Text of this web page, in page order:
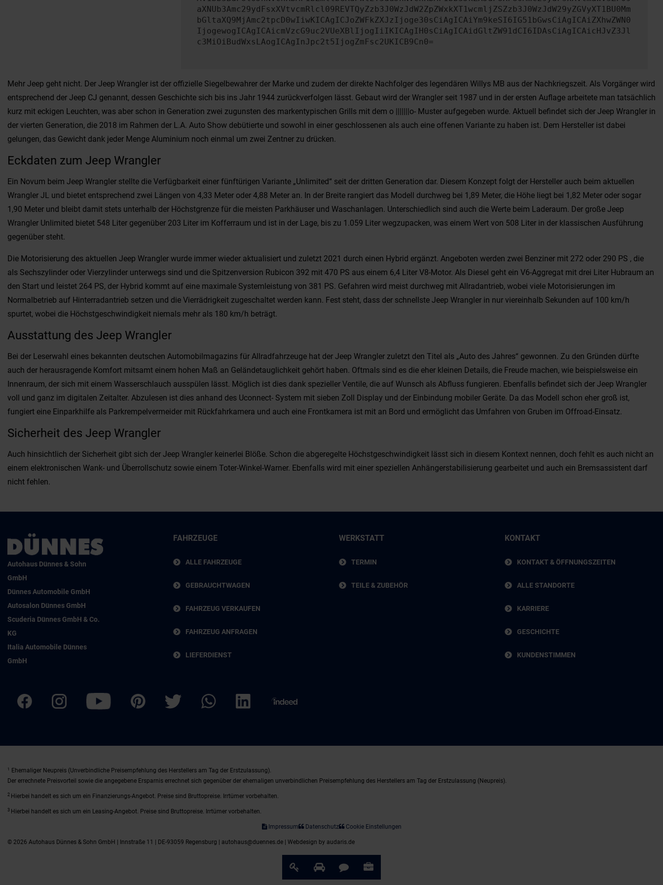
aXNUb3Amc29ydFsxXVtvcmRlcl09REVTQyZzb3J0WzJdW2ZpZWxkXT1wcmljZSZzb3J0WzJdW29yZGVyXT1BU0Mm
bGltaXQ9MjAmc2tpcD0wIiwKICAgICJoZWFkZXJzIjoge30sCiAgICAiYm9keSI6IG51bGwsCiAgICAiZXhwZWN0
IjogewogICAgICAicmVzcG9uc2VUeXBlIjogIiIKICAgIH0sCiAgICAidGltZW91dCI6IDAsCiAgICAicHJvZ3Jl
c3MiOiBudWxsLAogICAgInJpc2t5IjogZmFsc2UKICB9Cn0=
Mehr Jeep geht nicht. Der Jeep Wrangler ist der offizielle Siegelbewahrer der Marke und zudem der direkte Nachfolger des legendären Willys MB aus der Nachkriegszeit. Als Vorgänger wird
entsprechend der Jeep CJ genannt, dessen Geschichte sich bis ins Jahr 1944 zurückverfolgen lässt. Gebaut wird der Wrangler seit 1987 und in der ersten Auflage arbeitete man tatsächlich
kurz mit eckigen Leuchten, was aber schon in Generation zwei zugunsten des markentypischen Grills mit dem o |||||||o- Muster aufgegeben wurde. Aktuell befindet sich der Jeep Wrangler in
der vierten Generation, die 2018 im Rahmen der L.A. Auto Show debütierte und sowohl in einer geschlossenen als auch eine offenen Variante zu haben ist. Dem Hersteller ist dabei
gelungen, das Gewicht dank jeder Menge Aluminium noch einmal um zwei Zentner zu drücken.
Eckdaten zum Jeep Wrangler
Ein Novum beim Jeep Wrangler stellte die Verfügbarkeit einer fünftürigen Variante „Unlimited“ seit der dritten Generation dar. Diesem Konzept folgt der Hersteller auch beim aktuellen
Wrangler JL und bietet entsprechend zwei Längen von 4,33 Meter oder 4,88 Meter an. In der Breite rangiert das Modell durchweg bei 1,89 Meter, die Höhe liegt bei 1,82 Meter oder sogar
1,90 Meter und bleibt damit stets unterhalb der Höchstgrenze für die meisten Parkhäuser und Waschanlagen. Unterschiedlich sind auch die Werte beim Laderaum. Der große Jeep
Wrangler Unlimited bietet 548 Liter gegenüber 203 Liter im Kofferraum und ist in der Lage, bis zu 1.059 Liter wegzupacken, was einem Wert von 508 Liter in der klassischen Ausführung
gegenüber steht.
Die Motorisierung des aktuellen Jeep Wrangler wurde immer wieder aktualisiert und zuletzt 2021 durch einen Hybrid ergänzt. Angeboten werden zwei Benziner mit 272 oder 290 PS , die
als Sechszylinder oder Vierzylinder unterwegs sind und die Spitzenversion Rubicon 392 mit 470 PS aus einem 6,4 Liter V8-Motor. Als Diesel geht ein V6-Aggregat mit drei Liter Hubraum an
den Start und leistet 264 PS, der Hybrid kommt auf eine maximale Systemleistung von 381 PS. Gefahren wird meist durchweg mit Allradantrieb, wobei viele Motorisierungen im
Normalbetrieb auf Hinterradantrieb setzen und die Vierrädrigkeit zugeschaltet werden kann. Fest steht, dass der schnellste Jeep Wrangler in nur viereinhalb Sekunden auf 100 km/h
spurtet, wobei die Höchstgeschwindigkeit niemals mehr als 180 km/h beträgt.
Ausstattung des Jeep Wrangler
Bei der Leserwahl eines bekannten deutschen Automobilmagazins für Allradfahrzeuge hat der Jeep Wrangler zuletzt den Titel als „Auto des Jahres“ gewonnen. Zu den Gründen dürfte
auch der herausragende Komfort mitsamt einem hohen Maß an Geländetauglichkeit gehört haben. Oftmals sind es die eher kleinen Details, die Freude machen, wie beispielsweise ein
Innenraum, der sich mit einem Wasserschlauch ausspülen lässt. Möglich ist dies dank spezieller Ventile, die auf Wunsch als Abfluss fungieren. Ebenfalls befindet sich der Jeep Wrangler
voll und ganz im digitalen Zeitalter. Abzulesen ist dies anhand des Uconnect- System mit sieben Zoll Display und der Einbindung mobiler Geräte. Da das Modell schon eher groß ist,
fungiert eine Einparkhilfe als Parkrempelvermeider mit Rückfahrkamera und auch eine Frontkamera ist mit an Bord und ermöglicht das Umfahren von Gruben im Offroad-Einsatz.
Sicherheit des Jeep Wrangler
Auch hinsichtlich der Sicherheit gibt sich der Jeep Wrangler keinerlei Blöße. Schon die abgeregelte Höchstgeschwindigkeit lässt sich in diesem Kontext nennen, doch fehlt es auch nicht an
einem elektronischen Wank- und Überrollschutz sowie einem Toter-Winkel-Warner. Ebenfalls wird mit einer speziellen Anhängerstabilisierung gearbeitet und auch ein Bremsassistent darf
nicht fehlen.
Autohaus Dünnes & Sohn
GmbH
Dünnes Automobile GmbH
Autosalon Dünnes GmbH
Scuderia Dünnes GmbH & Co.
KG
Italia Automobile Dünnes
GmbH
FAHRZEUGE
ALLE FAHRZEUGE
GEBRAUCHTWAGEN
FAHRZEUG VERKAUFEN
FAHRZEUG ANFRAGEN
LIEFERDIENST
WERKSTATT
TERMIN
TEILE & ZUBEHÖR
KONTAKT
KONTAKT & ÖFFNUNGSZEITEN
ALLE STANDORTE
KARRIERE
GESCHICHTE
KUNDENSTIMMEN
1
Ehemaliger Neupreis (Unverbindliche Preisempfehlung des Herstellers am Tag der Erstzulassung).
Der errechnete Preisvorteil sowie die angegebene Ersparnis errechnet sich gegenüber der ehemaligen unverbindlichen Preisempfehlung des Herstellers am Tag der Erstzulassung (Neupreis).
2 Hierbei handelt es sich um ein Finanzierungs-Angebot. Preise sind Bruttopreise. Irrtümer vorbehalten.
3 Hierbei handelt es sich um ein Leasing-Angebot. Preise sind Bruttopreise. Irrtümer vorbehalten.
Impressum Datenschutz Cookie Einstellungen
© 2026 Autohaus Dünnes & Sohn GmbH | Innstraße 11 | DE-93059 Regensburg | autohaus@duennes.de | Webdesign by audaris.de